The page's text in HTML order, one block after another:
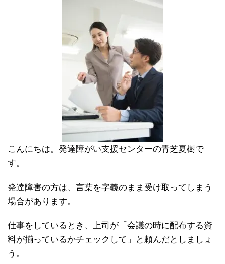
こんにちは。発達障がい支援センターの青芝夏樹で
す。
発達障害の方は、言葉を字義のまま受け取ってしまう
場合があります。
仕事をしているとき、上司が「会議の時に配布する資
料が揃っているかチェックして」と頼んだとしましょ
う。